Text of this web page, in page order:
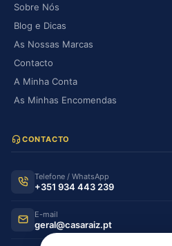
Sobre Nós
Blog e Dicas
As Nossas Marcas
Contacto
A Minha Conta
As Minhas Encomendas
CONTACTO
Telefone / WhatsApp
+351 934 443 239
E-mail
geral@casaraiz.pt